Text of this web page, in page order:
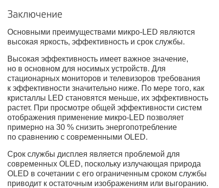
Заключение
Основными преимуществами микро-LED являются
высокая яркость, эффективность и срок службы.
Высокая эффективность имеет важное значение,
но в основном для носимых устройств. Для
стационарных мониторов и телевизоров требования
к эффективности значительно ниже. По мере того, как
кристаллы LED становятся меньше, их эффективность
растет. При просмотре общей эффективности систем
отображения применение микро-LED позволяет
примерно на 30 % снизить энергопотребление
по сравнению с современными OLED.
Срок службы дисплея является проблемой для
современных OLED, поскольку излучающая природа
OLED в сочетании с его ограниченным сроком службы
приводит к остаточным изображениям или выгоранию.